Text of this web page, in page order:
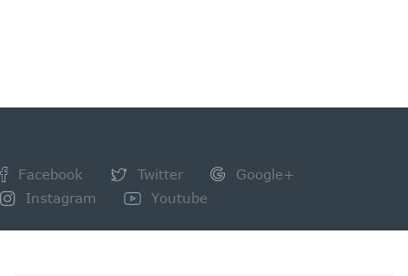
Facebook Twitter
Google+
Instagram
Youtube